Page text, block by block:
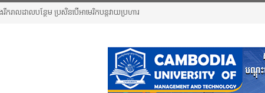
ករាលដាលបន្ថែម ប្រសិនបើអាមេរិកបន្តវាយប្រហារ